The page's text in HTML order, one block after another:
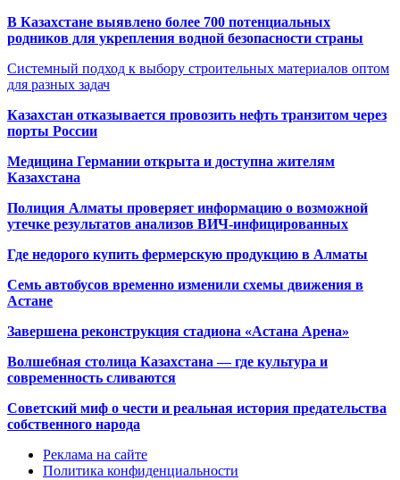
В Казахстане выявлено более 700 потенциальных
родников для укрепления водной безопасности страны
Системный подход к выбору строительных материалов оптом
для разных задач
Казахстан отказывается провозить нефть транзитом через
порты России
Медицина Германии открыта и доступна жителям
Казахстана
Полиция Алматы проверяет информацию о возможной
утечке результатов анализов ВИЧ-инфицированных
Где недорого купить фермерскую продукцию в Алматы
Семь автобусов временно изменили схемы движения в
Астане
Завершена реконструкция стадиона «Астана Арена»
Волшебная столица Казахстана — где культура и
современность сливаются
Советский миф о чести и реальная история предательства
собственного народа
Реклама на сайте
Политика конфиденциальности